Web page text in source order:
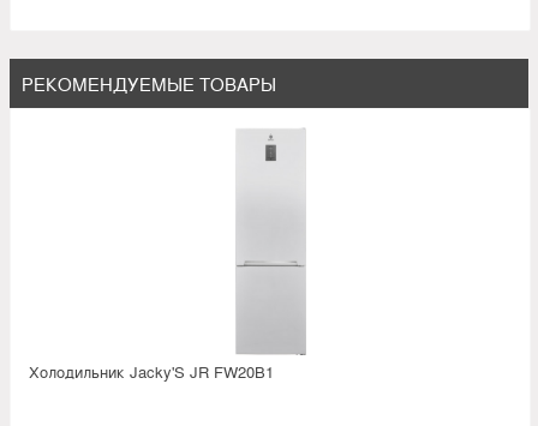
РЕКОМЕНДУЕМЫЕ ТОВАРЫ
Холодильник Jacky'S JR FW20B1